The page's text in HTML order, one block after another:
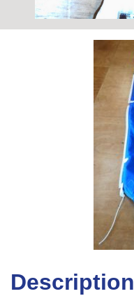
Description